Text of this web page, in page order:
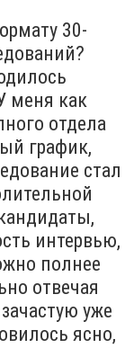
30-
меня как
отдела
график,
стал
интервью,
полнее
отвечая
уже
ясно,